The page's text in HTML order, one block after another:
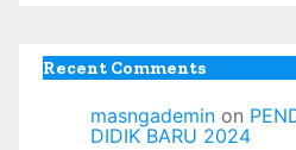
Recent Comments
masngademin on
DIDIK BARU 2024